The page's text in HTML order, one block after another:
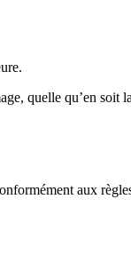
quelle qu’en soit
aux